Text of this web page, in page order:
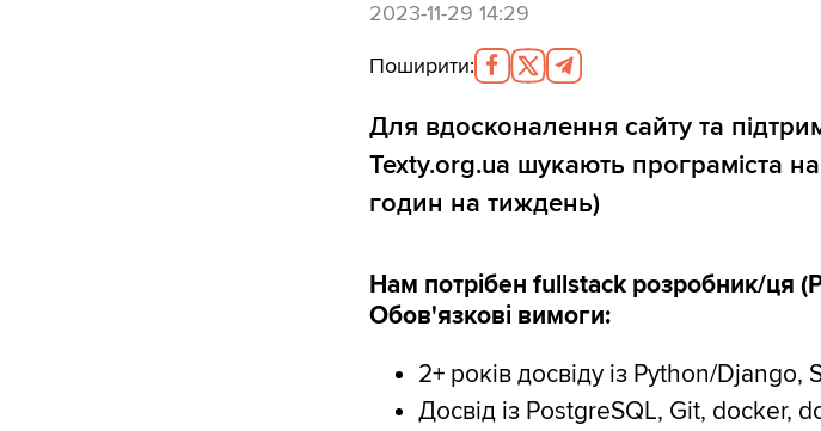
2023-11-29 14:29
Поширити:
Для вдосконалення сайту та
Texty.org.ua шукають програміста
годин на тиждень)
Нам потрібен fullstack розробник/ця
Обов'язкові вимоги:
2+ років досвіду із Python/
Досвід із PostgreSQL, Git, docker,